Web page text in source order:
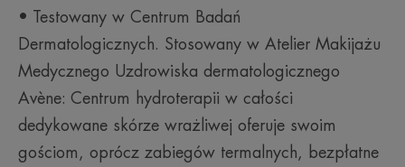
• Testowany w Centrum Badań
Dermatologicznych. Stosowany w Atelier Makijażu
Medycznego Uzdrowiska dermatologicznego
Avène: Centrum hydroterapii w całości
dedykowane skórze wrażliwej oferuje swoim
gościom, oprócz zabiegów termalnych, bezpłatne